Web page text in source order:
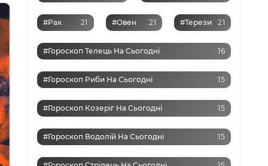
#Рак 21 #Овен 21 #Терези 21
#Гороскоп Телець На Сьогодні 16
#Гороскоп Риби На Сьогодні 15
#Гороскоп Козеріг На Сьогодні 15
#Гороскоп Водолій На Сьогодні 15